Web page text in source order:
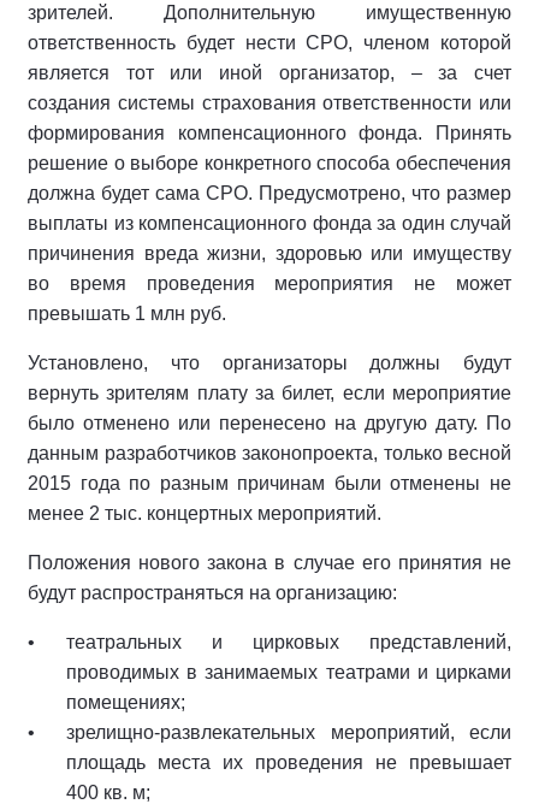
зрителей. Дополнительную имущественную
ответственность будет нести СРО, членом которой
является тот или иной организатор, – за счет
создания системы страхования ответственности или
формирования компенсационного фонда. Принять
решение о выборе конкретного способа обеспечения
должна будет сама СРО. Предусмотрено, что размер
выплаты из компенсационного фонда за один случай
причинения вреда жизни, здоровью или имуществу
во время проведения мероприятия не может
превышать 1 млн руб.
Установлено, что организаторы должны будут
вернуть зрителям плату за билет, если мероприятие
было отменено или перенесено на другую дату. По
данным разработчиков законопроекта, только весной
2015 года по разным причинам были отменены не
менее 2 тыс. концертных мероприятий.
Положения нового закона в случае его принятия не
будут распространяться на организацию:
театральных и цирковых представлений,
проводимых в занимаемых театрами и цирками
помещениях;
зрелищно-развлекательных мероприятий, если
площадь места их проведения не превышает
400 кв. м;